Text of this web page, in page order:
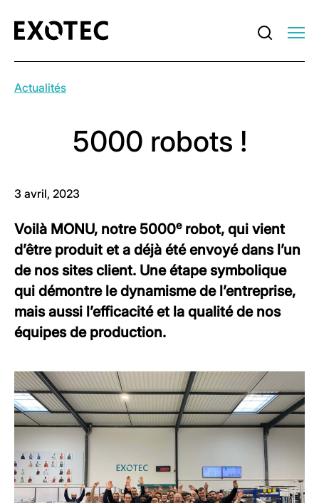
Actualités
5000 robots !
3 avril, 2023
Voilà MONU, notre 5000erobot, qui vient
d’être produit et a déjà été envoyé dans l’un
de nos sites client. Une étape symbolique
qui démontre le dynamisme de l’entreprise,
mais aussi l’efficacité et la qualité de nos
équipes de production.